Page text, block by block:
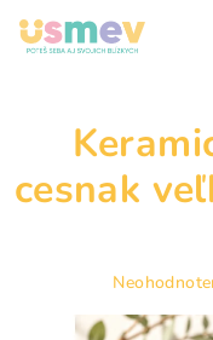
obsah
cesnak
Priemerné
produktu